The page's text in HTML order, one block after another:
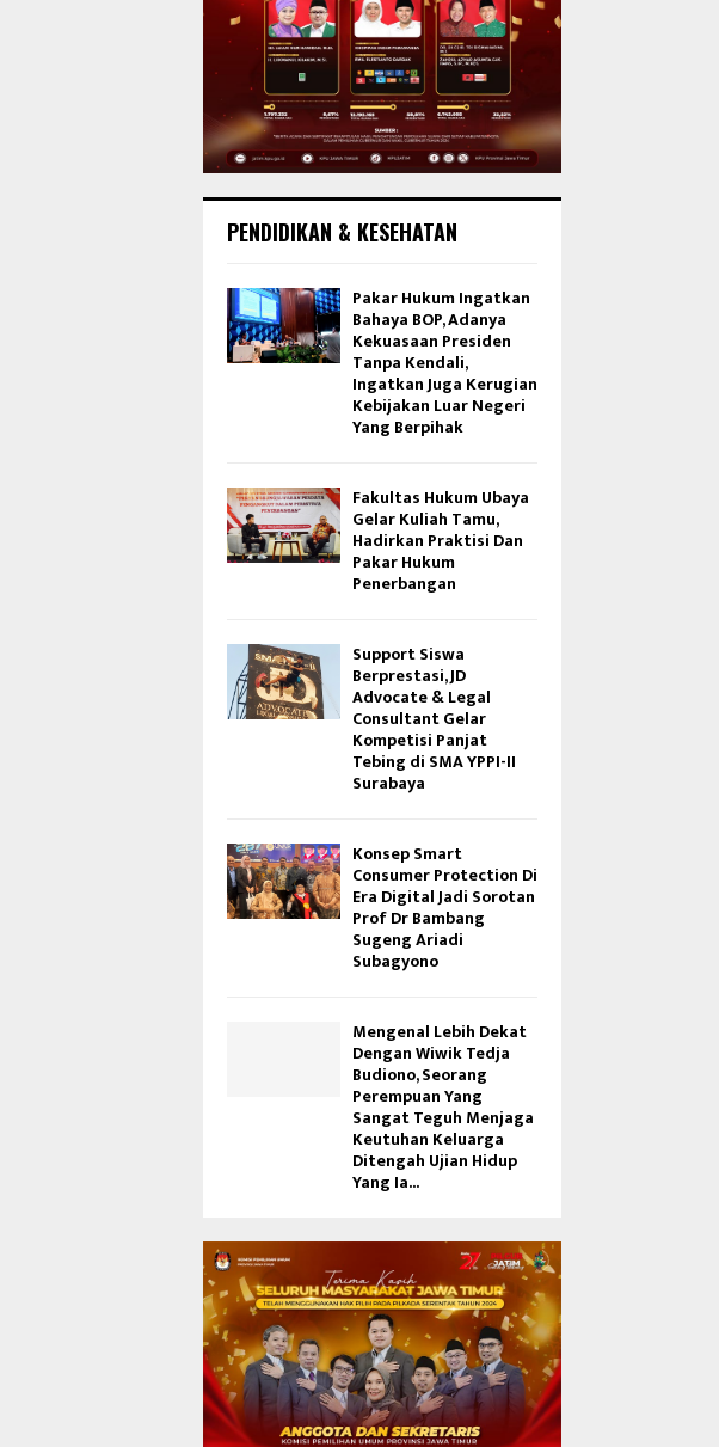
PENDIDIKAN & KESEHATAN
Pakar Hukum Ingatkan
Bahaya BOP, Adanya
Kekuasaan Presiden
Tanpa Kendali,
Ingatkan Juga Kerugian
Kebijakan Luar Negeri
Yang Berpihak
Fakultas Hukum Ubaya
Gelar Kuliah Tamu,
Hadirkan Praktisi Dan
Pakar Hukum
Penerbangan
Support Siswa
Berprestasi, JD
Advocate & Legal
Consultant Gelar
Kompetisi Panjat
Tebing di SMA YPPI-II
Surabaya
Konsep Smart
Consumer Protection Di
Era Digital Jadi Sorotan
Prof Dr Bambang
Sugeng Ariadi
Subagyono
Mengenal Lebih Dekat
Dengan Wiwik Tedja
Budiono, Seorang
Perempuan Yang
Sangat Teguh Menjaga
Keutuhan Keluarga
Ditengah Ujian Hidup
Yang Ia...